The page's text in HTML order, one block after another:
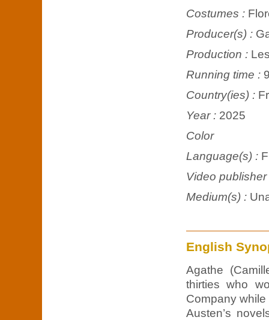
Costumes :
Producer(s) :
Production :
Running time :
Country(ies) :
Year : 2025
Color
Language(s) :
Video
Medium(s) :
English
Agathe
thirties who
Company
Austen’s